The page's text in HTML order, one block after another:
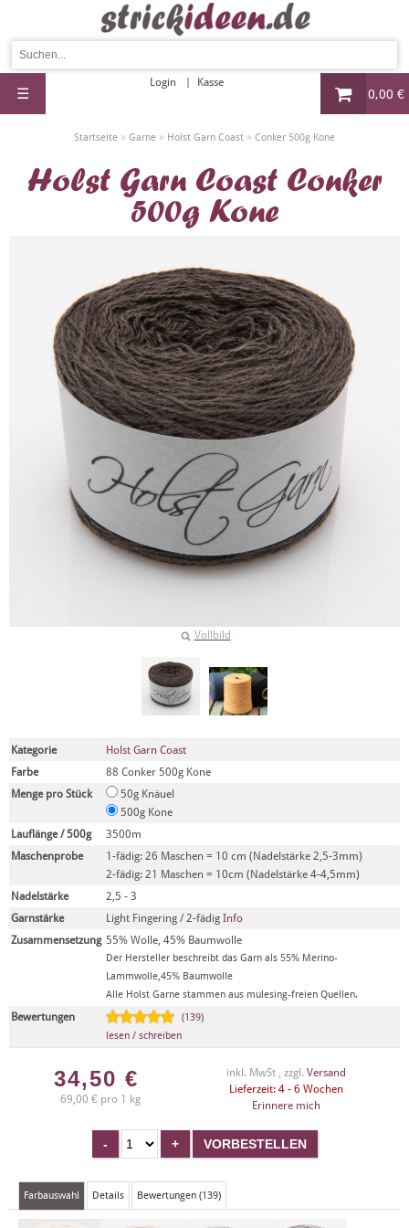
0,00 €
Login Kasse
☰
Startseite » Garne » Holst Garn Coast » Conker 500g Kone
Holst Garn Coast Conker
500g Kone
Vollbild
Kategorie
Holst Garn Coast
Farbe
88 Conker 500g Kone
Menge pro Stück
50g Knäuel
500g Kone
Lauflänge / 500g
3500m
Maschenprobe
1-fädig: 26 Maschen = 10 cm (Nadelstärke 2,5-3mm)
2-fädig: 21 Maschen = 10cm (Nadelstärke 4-4,5mm)
Nadelstärke
2,5 - 3
Garnstärke
Light Fingering / 2-fädig Info
Zusammensetzung 55% Wolle, 45% Baumwolle
Der Hersteller beschreibt das Garn als 55% Merino-
Lammwolle,45% Baumwolle
Alle Holst Garne stammen aus mulesing-freien Quellen.
Bewertungen
(139)
lesen / schreiben
34,50 €
69,00 € pro 1 kg
inkl. MwSt , zzgl. Versand
Lieferzeit: 4 - 6 Wochen
Erinnere mich
Farbauswahl Details Bewertungen (139)